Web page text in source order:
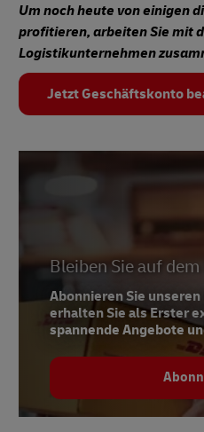
Um noch heute von einigen
profitieren, arbeiten Sie mit
Logistikunternehmen
Jetzt Geschäftskonto
Bleiben Sie auf
Abonnieren Sie
erhalten Sie als Erster
spannende Angebote